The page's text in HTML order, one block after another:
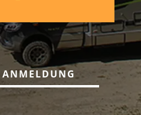
ANMELDUNG